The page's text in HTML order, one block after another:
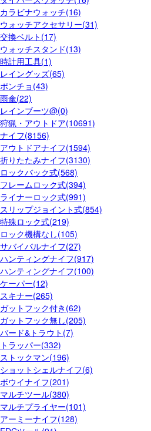
カラビナウォッチ(16)
ウォッチアクセサリー(31)
交換ベルト(17)
ウォッチスタンド(13)
時計用工具(1)
レイングッズ(65)
ポンチョ(43)
雨傘(22)
レインブーツ@(0)
狩猟・アウトドア(10691)
ナイフ(8156)
アウトドアナイフ(1594)
折りたたみナイフ(3130)
ロックバック式(568)
フレームロック式(394)
ライナーロック式(991)
スリップジョイント式(854)
特殊ロック式(219)
ロック機構なし(105)
サバイバルナイフ(27)
ハンティングナイフ(917)
ハンティングナイフ(100)
ケーパー(12)
スキナー(265)
ガットフック付き(62)
ガットフック無し(205)
バード&トラウト(7)
トラッパー(332)
ストックマン(196)
ショットシェルナイフ(6)
ボウイナイフ(201)
マルチツール(380)
マルチプライヤー(101)
アーミーナイフ(128)